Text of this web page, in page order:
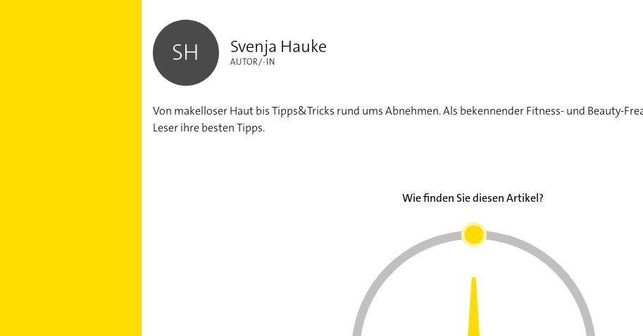
SH Svenja Hauke
AUTOR/-IN
Von makelloser Haut bis Tipps&Tricks rund ums Abnehmen. Als bekennender Fitness- und Beauty-
Leser ihre besten Tipps.
Wie finden Sie diesen Artikel?